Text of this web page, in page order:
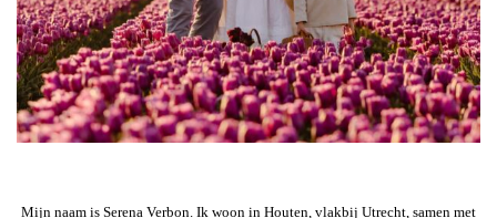
Mijn naam is Serena Verbon. Ik woon in Houten, vlakbij Utrecht, samen met